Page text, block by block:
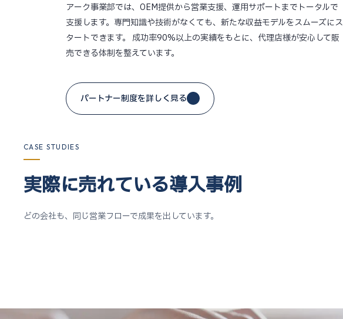
アーク事業部では、OEM提供から営業支援、運用サポートまでトータルで
支援します。専門知識や技術がなくても、新たな収益モデルをスムーズにス
タートできます。 成功率90%以上の実績をもとに、代理店様が安心して販
売できる体制を整えています。
パートナー制度を詳しく見る
CASE STUDIES
実際に売れている導入事例
どの会社も、同じ営業フローで成果を出しています。